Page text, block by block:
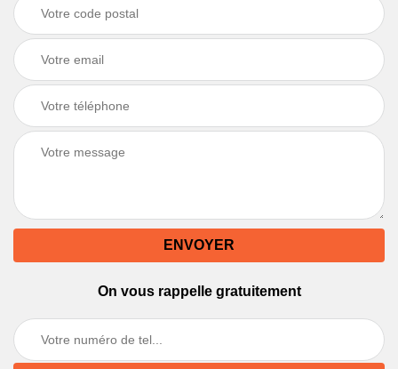
On vous rappelle gratuitement